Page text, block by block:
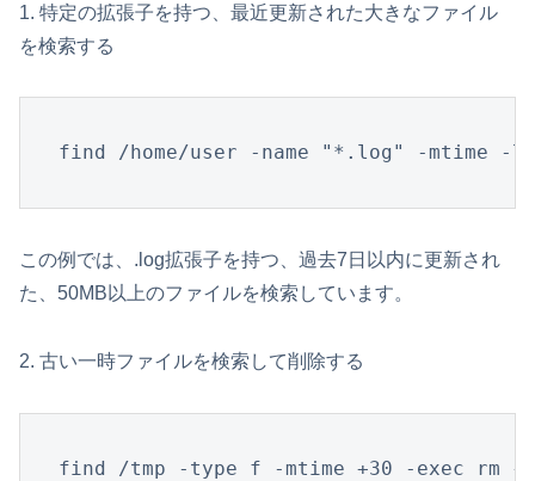
1. 特定の拡張子を持つ、最近更新された大きなファイル
を検索する
find /home/user -name "*.log" -mtime -7
この例では、.log拡張子を持つ、過去7日以内に更新され
た、50MB以上のファイルを検索しています。
2. 古い一時ファイルを検索して削除する
find /tmp -type f -mtime +30 -exec rm